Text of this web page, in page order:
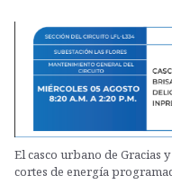
El casco urbano de Gracias
cortes de energía